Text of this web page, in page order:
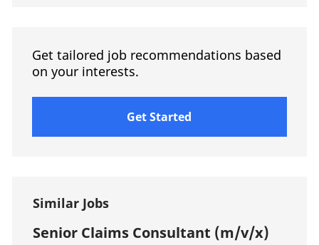
Get tailored job recommendations based
on your interests.
Get Started
Similar Jobs
Senior Claims Consultant (m/v/x)